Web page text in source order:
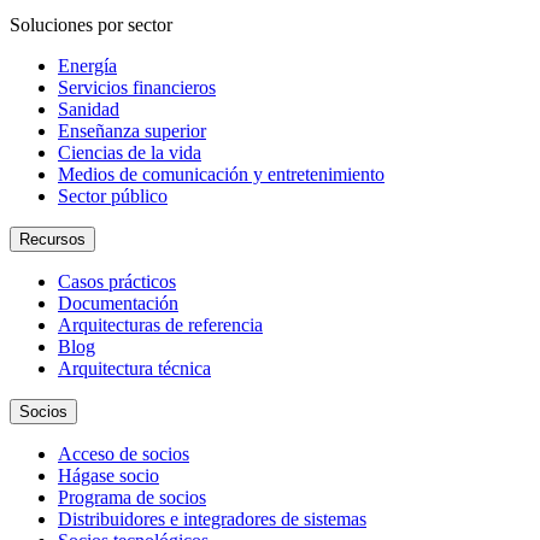
Soluciones por sector
Energía
Servicios financieros
Sanidad
Enseñanza superior
Ciencias de la vida
Medios de comunicación y entretenimiento
Sector público
Recursos
Casos prácticos
Documentación
Arquitecturas de referencia
Blog
Arquitectura técnica
Socios
Acceso de socios
Hágase socio
Programa de socios
Distribuidores e integradores de sistemas